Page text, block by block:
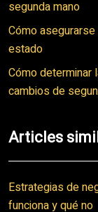
segunda mano
Cómo
estado
Cómo determinar
cambios de
Articles
Estrategias de
funciona y qué no